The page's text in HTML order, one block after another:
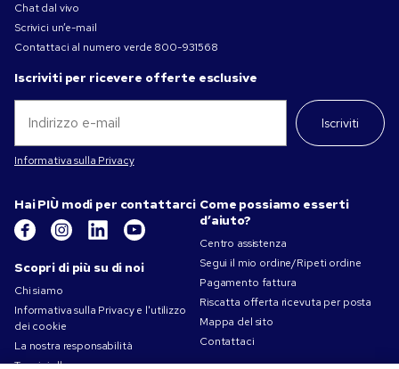
Chat dal vivo
Scrivici un’e-mail
Contattaci al numero verde 800-931568
Iscriviti per ricevere offerte esclusive
Iscriviti
Informativa sulla Privacy
Hai PIÙ modi per contattarci
Scopri di più su di noi
Chi siamo
Informativa sulla Privacy e l'utilizzo
dei cookie
La nostra responsabilità
Termini d'uso
Come possiamo esserti
d’aiuto?
Centro assistenza
Segui il mio ordine/Ripeti ordine
Pagamento fattura
Riscatta offerta ricevuta per posta
Mappa del sito
Contattaci